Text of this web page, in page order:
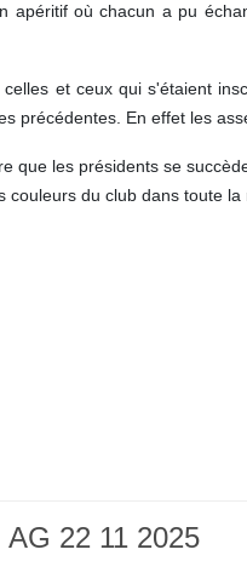
apéritif où chacun a pu
et ceux qui s'étaient
précédentes. En effet les
que les présidents se
couleurs du club dans toute
22 11 2025